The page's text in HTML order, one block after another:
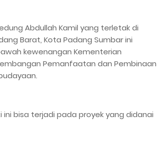
Abdullah Kamil yang terletak di
Barat, Kota Padang Sumbar ini
kewenangan Kementerian
Pemanfaatan dan Pembinaan
bisa terjadi pada proyek yang didanai